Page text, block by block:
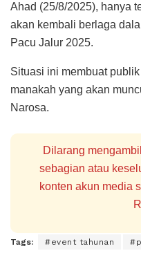
Ahad (25/8/2025), hanya
akan kembali berlaga
Pacu Jalur 2025.
Situasi ini membuat
manakah yang akan
Narosa.
Dilarang
sebagian atau
konten akun media
Tags: #event tahunan